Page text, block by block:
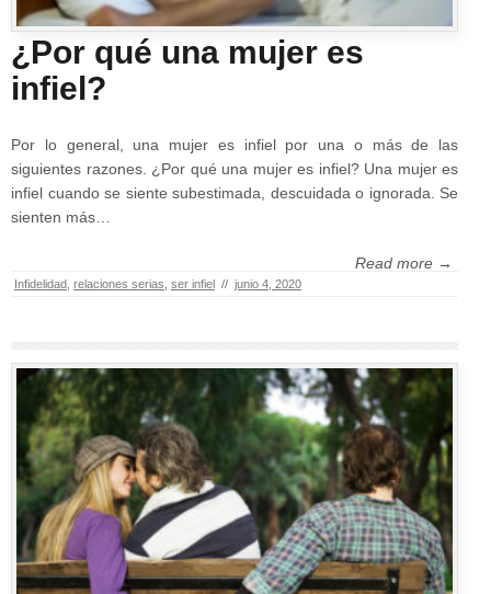
¿Por qué una mujer es
infiel?
Por lo general, una mujer es infiel por una o más de las
siguientes razones. ¿Por qué una mujer es infiel? Una mujer es
infiel cuando se siente subestimada, descuidada o ignorada. Se
sienten más…
Read more →
Infidelidad relaciones serias ser infiel // junio 4, 2020